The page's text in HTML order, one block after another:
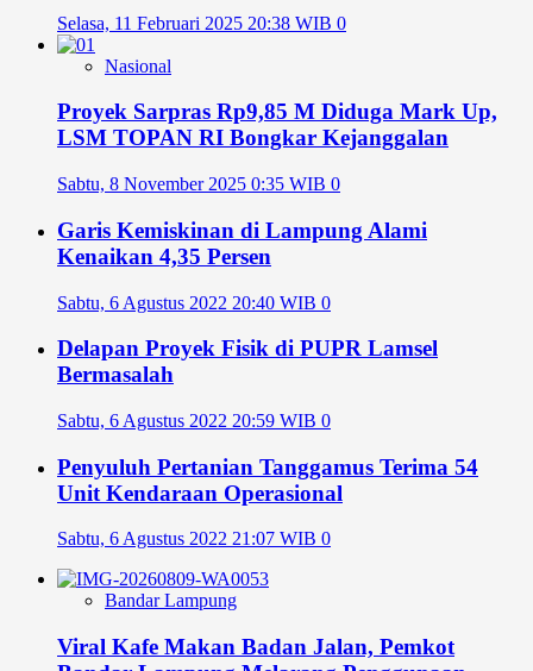
Selasa, 11 Februari 2025 20:38 WIB 0
Nasional
Proyek Sarpras Rp9,85 M Diduga Mark Up,
LSM TOPAN RI Bongkar Kejanggalan
Sabtu, 8 November 2025 0:35 WIB 0
Garis Kemiskinan di Lampung Alami
Kenaikan 4,35 Persen
Sabtu, 6 Agustus 2022 20:40 WIB 0
Delapan Proyek Fisik di PUPR Lamsel
Bermasalah
Sabtu, 6 Agustus 2022 20:59 WIB 0
Penyuluh Pertanian Tanggamus Terima 54
Unit Kendaraan Operasional
Sabtu, 6 Agustus 2022 21:07 WIB 0
Bandar Lampung
Viral Kafe Makan Badan Jalan, Pemkot